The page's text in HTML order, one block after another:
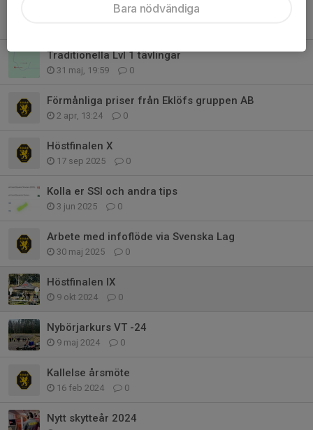
Traditionella Lvl 1 tävlingar
31 maj, 19:59 0
Förmånliga priser från Eklöfs gruppen AB
2 apr, 13:24 0
Höstfinalen X
17 sep 2025 0
Kolla er SSI och andra tips
3 jun 2025 0
Arbete med infoflöde via Svenska Lag
30 maj 2025 0
Höstfinalen IX
9 okt 2024 0
Nybörjarkurs VT -24
9 maj 2024 0
Kallelse årsmöte
16 feb 2024 0
Nytt skytteår 2024
Bara nödvändiga